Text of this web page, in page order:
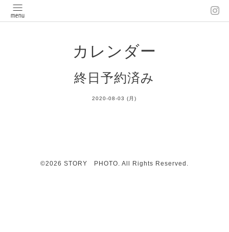
カレンダー
終日予約済み
2020-08-03 (月)
©2026 STORY PHOTO. All Rights Reserved.